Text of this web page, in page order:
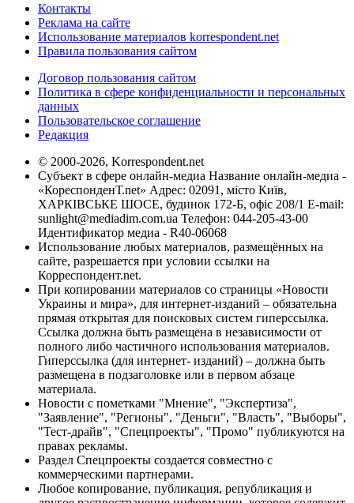
Контакты
Реклама на сайте
Использование материалов korrespondent.net
Правила пользования сайтом
Договор пользования сайтом
Политика в сфере конфиденциальности и персональных
данных
Пользовательское соглашение
Редакция
© 2000-2026, Korrespondent.net
Субъект в сфере онлайн-медиа Название онлайн-медиа -
«КореспонденТ.net» Адрес: 02091, місто Київ,
ХАРКІВСЬКЕ ШОСЕ, будинок 172-Б, офіс 208/1 E-mail:
sunlight@mediadim.com.ua Телефон: 044-205-43-00
Идентификатор медиа - R40-06068
Использование любых материалов, размещённых на
сайте, разрешается при условии ссылки на
Корреспондент.net.
При копировании материалов со страницы «Новости
Украины и мира», для интернет-изданий – обязательна
прямая открытая для поисковых систем гиперссылка.
Ссылка должна быть размещена в независимости от
полного либо частичного использования материалов.
Гиперссылка (для интернет- изданий) – должна быть
размещена в подзаголовке или в первом абзаце
материала.
Новости с пометками "Мнение", "Экспертиза",
"Заявление", "Регионы", "Деньги", "Власть", "Выборы",
"Тест-драйв", "Спецпроекты", "Промо" публикуются на
правах рекламы.
Раздел Спецпроекты создается совместно с
коммерческими партнерами.
Любое копирование, публикация, републикация и